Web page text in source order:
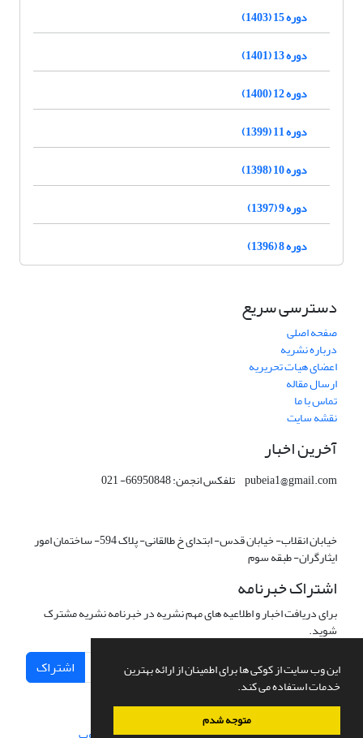
این وب سایت از کوکی ها برای اطمینان از ارائه بهترین
خدمات استفاده می کند.
متوجه شدم
دوره 15 (1403)
دوره 13 (1401)
دوره 12 (1400)
دوره 11 (1399)
دوره 10 (1398)
دوره 9 (1397)
دوره 8 (1396)
دسترسی سریع
صفحه اصلی
درباره نشریه
اعضای هیات تحریریه
ارسال مقاله
تماس با ما
نقشه سایت
آخرین اخبار
pubeia1@gmail.com تلفکس انجمن: 66950848- 021
خیابان انقلاب- خیابان قدس- ابتدای خ طالقانی- پلاک 594- ساختمان امور
ایثارگران- طبقه سوم
اشتراک خبرنامه
برای دریافت اخبار و اطلاعیه های مهم نشریه در خبرنامه نشریه مشترک
شوید.
اشتراک